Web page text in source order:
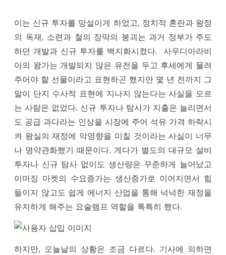
이는 신규 투자를 망설이게 하었고, 정치적 혼란과 왕정
의 독재, 소련과 철의 장막의 붕괴는 과거 정부가 주도
하던 개발과 신규 투자를 백지화시켰다. 사우디아라비
아의 왕가는 개발되지 않은 유전을 두고 후세에게 물려
주어야 할 선물이라고 표현하곤 했지만 몇 년 전까지 그
말이 단지 수사적 표현에 지나지 않는다는 사실을 모르
는 사람은 없었다. 신규 투자나 탐사가 지출은 늘리면서
도 공급 과다라는 인상을 시장에 주어 석유 가격 하락시
켜 왕실의 재정에 악영향을 미칠 것이라는 사실이 너무
나 명약관화했기 때문이다. 게다가 별도의 대규모 설비
투자나 신규 탐사 없이도 생산량은 꾸준하게 늘어났고
이머징 마켓의 수요증가는 생산증가로 이어지면서 힘
들이지 않고도 쉽게 에너지 산업을 통해 넉넉한 재정을
유지하게 해주는 요술램프 역할을 톡특히 했다.
하지만, 오늘날의 상황은 조금 다르다. 기사에 의하면